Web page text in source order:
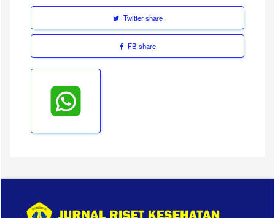
Twitter share
FB share